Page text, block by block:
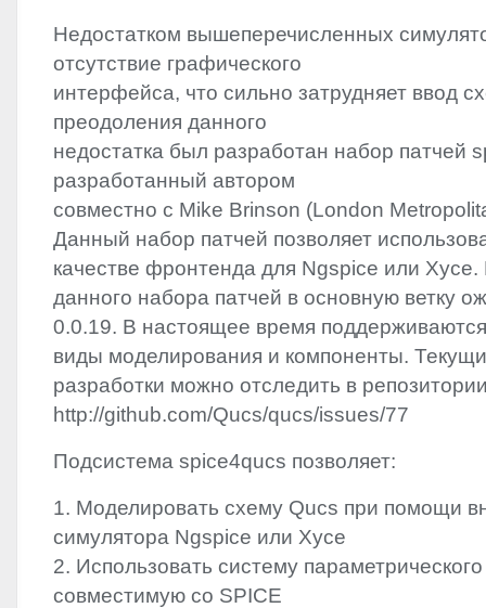
Недостатком вышеперечисленных
отсутствие графического
интерфейса, что сильно затрудняет ввод
преодоления данного
недостатка был разработан набор патчей
разработанный автором
совместно с Mike Brinson (London
Данный набор патчей позволяет
качестве фронтенда для Ngspice или
данного набора патчей в основную ветку
0.0.19. В настоящее время
виды моделирования и компоненты.
разработки можно отследить в
http://github.com/Qucs/qucs/issues/77
Подсистема spice4qucs позволяет:
1. Моделировать схему Qucs при помощи
симулятора Ngspice или Xyce
2. Использовать систему
совместимую со SPICE